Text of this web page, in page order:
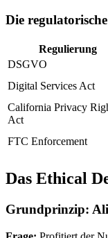
Die
Regulierung
DSGVO
Digital Services Act
California Privacy
Act
FTC Enforcement
Das Ethical
Grundprinzip: